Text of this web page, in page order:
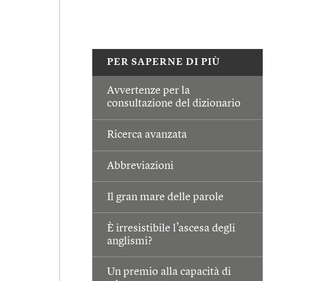
PER SAPERNE DI PIÙ
Avvertenze per la
consultazione del dizionario
Ricerca avanzata
Abbreviazioni
Il gran mare delle parole
È irresistibile l’ascesa degli
anglismi?
Un premio alla capacità di